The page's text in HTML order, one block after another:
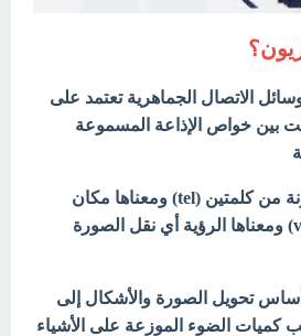
الاتصال الجماهرية تعتمد على
بين خواص الإذاعة المسموعة
ومعناها مكان
بعيد، والثانية هي (vision) ومعناها الرؤية أي نقل الصورة
تحويل الصورة والأشكال إلى
كميات الضوء الموزعة على الأشياء